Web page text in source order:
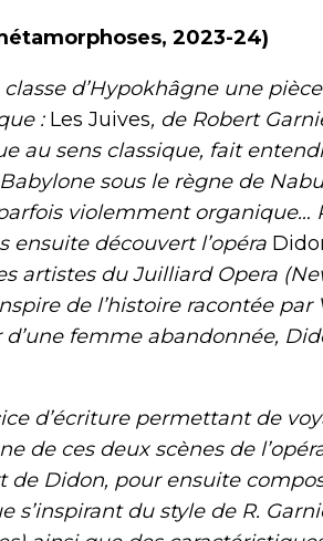
2023-24)
d’Hypokhâgne une pièce
:Les Juives, de Robert
au sens classique, fait
sous le règne de
violemment organique…
ensuite découvert l’opéra
artistes du Juilliard Opera
de l’histoire racontée
femme abandonnée,
permettant de
de ces deux scènes de
Didon, pour ensuite
du style de R.